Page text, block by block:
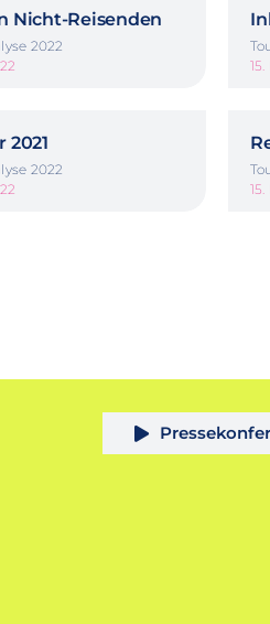
Nicht-Reisenden
2022
2021
2022